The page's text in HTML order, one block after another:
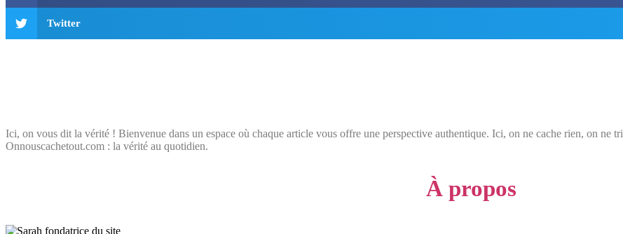
Twitter
Ici, on vous dit la vérité ! Bienvenue dans un espace où chaque article vous offre une perspective authentique. Ici, on ne cache rien, on ne
Onnouscachetout.com : la vérité au quotidien.
À propos